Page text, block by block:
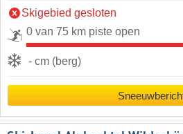
Skigebied gesloten
0 van 75 km piste open
- cm (berg)